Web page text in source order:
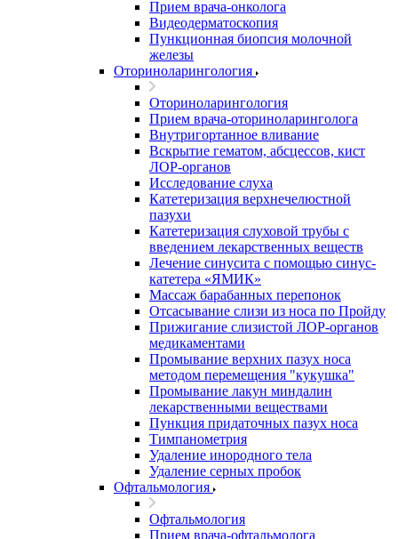
Прием врача-онколога
Видеодерматоскопия
Пункционная биопсия молочной
железы
Оториноларингология
Оториноларингология
Прием врача-оториноларинголога
Внутригортанное вливание
Вскрытие гематом, абсцессов, кист
ЛОР-органов
Исследование слуха
Катетеризация верхнечелюстной
пазухи
Катетеризация слуховой трубы с
введением лекарственных веществ
Лечение синусита с помощью синус-
катетера «ЯМИК»
Массаж барабанных перепонок
Отсасывание слизи из носа по Пройду
Прижигание слизистой ЛОР-органов
медикаментами
Промывание верхних пазух носа
методом перемещения "кукушка"
Промывание лакун миндалин
лекарственными веществами
Пункция придаточных пазух носа
Тимпанометрия
Удаление инородного тела
Удаление серных пробок
Офтальмология
Офтальмология
Прием врача-офтальмолога